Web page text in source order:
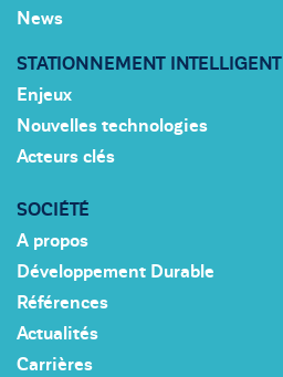
News
STATIONNEMENT INTELLIGENT
Enjeux
Nouvelles technologies
Acteurs clés
SOCIÉTÉ
A propos
Développement Durable
Références
Actualités
Carrières